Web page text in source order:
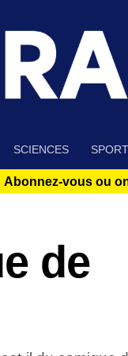
SCIENCES
Abonnez-vous ou
de